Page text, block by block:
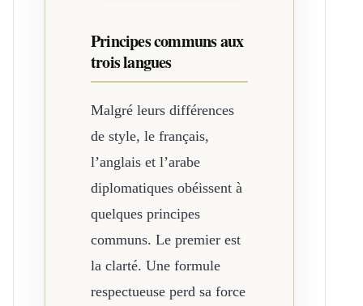
Principes communs aux
trois langues
Malgré leurs différences
de style, le français,
l’anglais et l’arabe
diplomatiques obéissent à
quelques principes
communs. Le premier est
la clarté. Une formule
respectueuse perd sa force